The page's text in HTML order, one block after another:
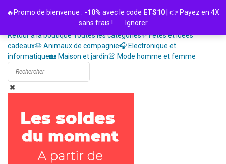
Retour à la boutiqueToutes les catégories✨ Fêtes et idées
cadeaux🐶 Animaux de compagnie🎧 Electronique et
informatique🏡 Maison et jardin👚 Mode homme et femme
🔥Promo de bienvenue : -10% avec le code ETS10 | 👉 Payez en 4X
sans frais !
Ignorer